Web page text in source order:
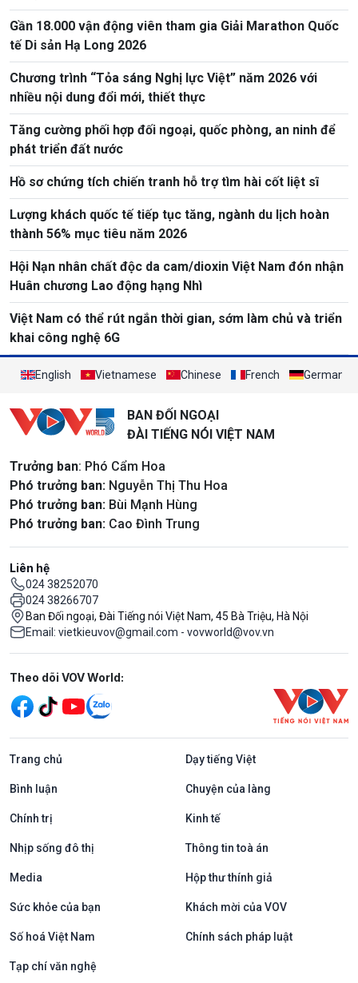
Gần 18.000 vận động viên tham gia Giải Marathon Quốc
tế Di sản Hạ Long 2026
Chương trình “Tỏa sáng Nghị lực Việt” năm 2026 với
nhiều nội dung đổi mới, thiết thực
Tăng cường phối hợp đối ngoại, quốc phòng, an ninh để
phát triển đất nước
Hồ sơ chứng tích chiến tranh hỗ trợ tìm hài cốt liệt sĩ
Lượng khách quốc tế tiếp tục tăng, ngành du lịch hoàn
thành 56% mục tiêu năm 2026
Hội Nạn nhân chất độc da cam/dioxin Việt Nam đón nhận
Huân chương Lao động hạng Nhì
Việt Nam có thể rút ngắn thời gian, sớm làm chủ và triển
khai công nghệ 6G
English Vietnamese Chinese French German
BAN ĐỐI NGOẠI
ĐÀI TIẾNG NÓI VIỆT NAM
Trưởng ban: Phó Cẩm Hoa
Phó trưởng ban: Nguyễn Thị Thu Hoa
Phó trưởng ban: Bùi Mạnh Hùng
Phó trưởng ban: Cao Đình Trung
Liên hệ
024 38252070
024 38266707
Ban Đối ngoại, Đài Tiếng nói Việt Nam, 45 Bà Triệu, Hà Nội
Email: vietkieuvov@gmail.com - vovworld@vov.vn
Mạng xã hội
Theo dõi VOV World:
Trang chủ Dạy tiếng Việt
Bình luận Chuyện của làng
Chính trị Kinh tế
Nhịp sống đô thị Thông tin toà án
Media Hộp thư thính giả
Sức khỏe của bạn Khách mời của VOV
Số hoá Việt Nam Chính sách pháp luật
Tạp chí văn nghệ